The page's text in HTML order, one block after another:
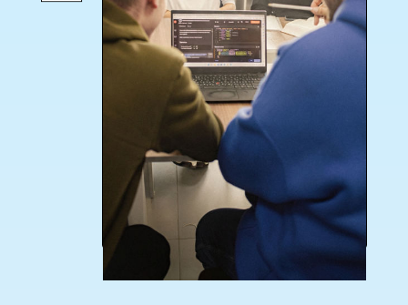
работе над проектами
и портфолио вы можете
выйти на уровень 140 000 ₽
в месяц. Многие дизайнеры
дополняют доход
фрилансом — средний чек
за логотип или фирменный
стиль сегодня — 10 000−30 000
гарантия трудоустройства
Специалисты нужны
в рекламных агентствах,